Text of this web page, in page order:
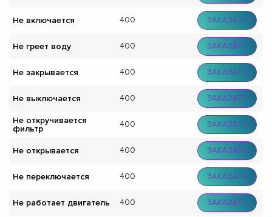
Не включается 400 ЗАКАЗАТЬ
Не греет воду 400 ЗАКАЗАТЬ
Не закрывается 400 ЗАКАЗАТЬ
Не выключается 400 ЗАКАЗАТЬ
Не откручивается
фильтр
400 ЗАКАЗАТЬ
Не открывается 400 ЗАКАЗАТЬ
Не переключается 400 ЗАКАЗАТЬ
Не работает двигатель 400 ЗАКАЗАТЬ